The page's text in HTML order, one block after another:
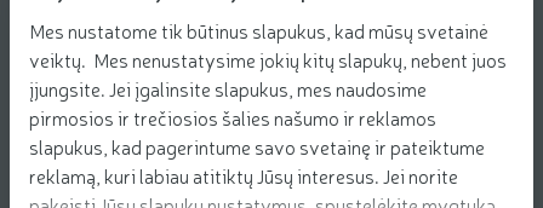
Mes nustatome tik būtinus slapukus, kad mūsų svetainė
veiktų. Mes nenustatysime jokių kitų slapukų, nebent juos
įjungsite. Jei įgalinsite slapukus, mes naudosime
pirmosios ir trečiosios šalies našumo ir reklamos
slapukus, kad pagerintume savo svetainę ir pateiktume
reklamą, kuri labiau atitiktų Jūsų interesus. Jei norite